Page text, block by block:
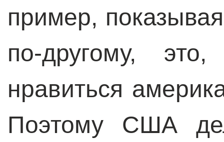
пример,
по-другому,
нравиться
Поэтому США